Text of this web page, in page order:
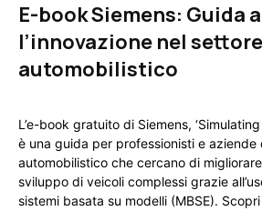
E-book Siemens: Guida
l’innovazione nel settore
automobilistico
L’e-book gratuito di Siemens,
è una guida per professionisti e aziende
automobilistico che cercano di
sviluppo di veicoli complessi grazie
sistemi basata su modelli (MBSE).